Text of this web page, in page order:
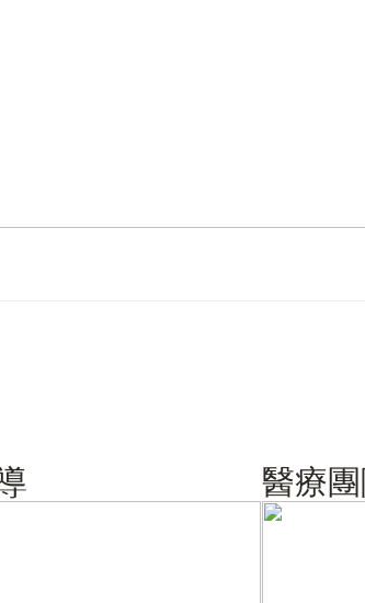
醫療